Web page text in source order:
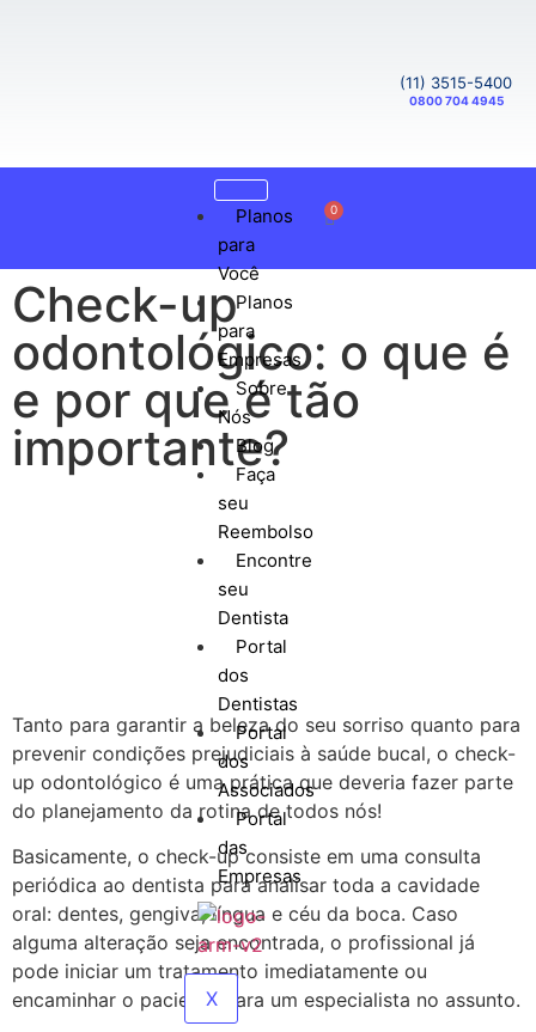
(11) 3515-5400
0800 704 4945
Planos
para
Você
Planos
para
Empresas
Sobre
Nós
Blog
Faça
seu
Reembolso
Encontre
seu
Dentista
Portal
dos
Dentistas
Portal
dos
Associados
Portal
das
Empresas
X
0
Check-up
odontológico: o que é
e por que é tão
importante?
Tanto para garantir a beleza do seu sorriso quanto para
prevenir condições prejudiciais à saúde bucal, o check-
up odontológico é uma prática que deveria fazer parte
do planejamento da rotina de todos nós!
Basicamente, o check-up consiste em uma consulta
periódica ao dentista para analisar toda a cavidade
oral: dentes, gengiva, língua e céu da boca. Caso
alguma alteração seja encontrada, o profissional já
pode iniciar um tratamento imediatamente ou
encaminhar o paciente para um especialista no assunto.